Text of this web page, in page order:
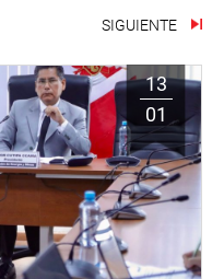
SIGUIENTE
13
01